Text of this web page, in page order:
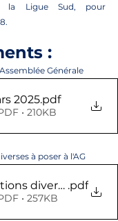
la Ligue Sud, pour
:
Générale
2025.pdf
• 210KB
à poser à l'AG
diverses AG
.pdf
• 257KB